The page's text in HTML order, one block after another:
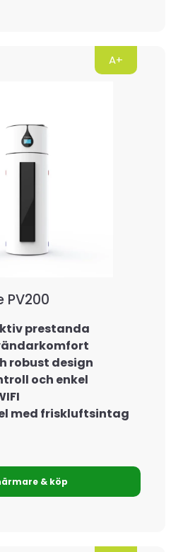
PV200
prestanda
robust design
och enkel
med friskluftsintag
& köp
A+